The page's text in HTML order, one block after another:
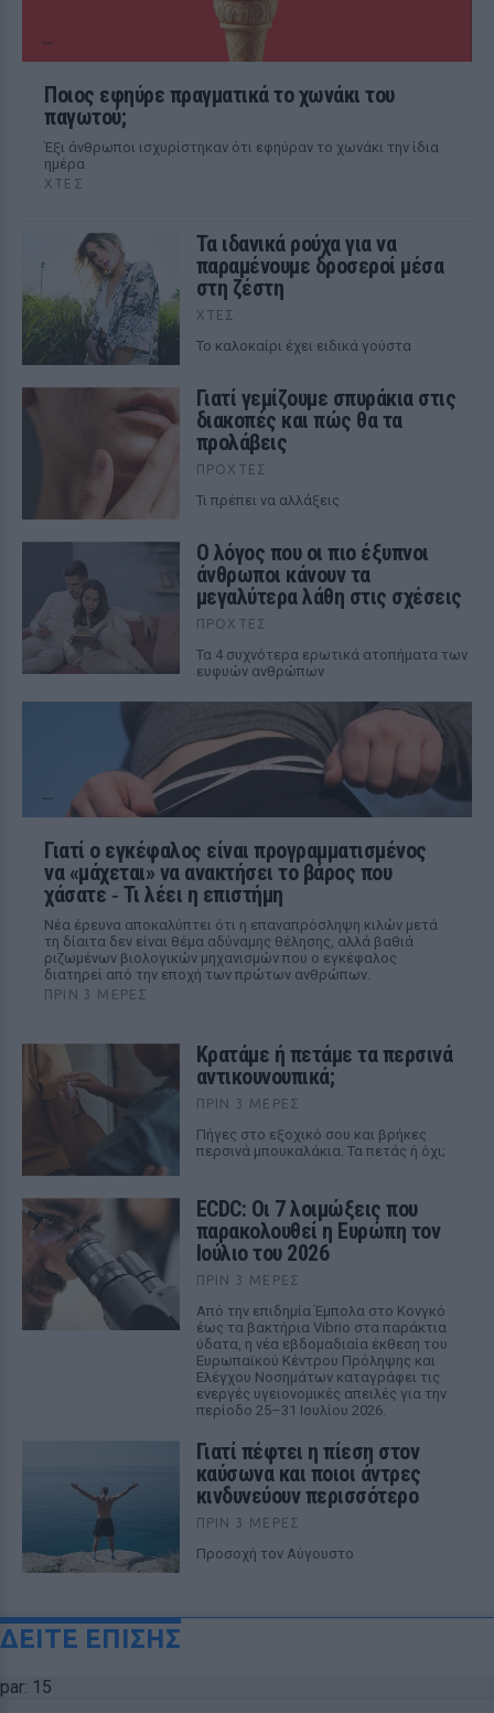
Ποιος εφηύρε πραγματικά το χωνάκι του
παγωτού;
Έξι άνθρωποι ισχυρίστηκαν ότι εφηύραν το χωνάκι την ίδια
ημέρα
ΧΤΕΣ
Τα ιδανικά ρούχα για να
παραμένουμε δροσεροί μέσα
στη ζέστη
ΧΤΕΣ
To καλοκαίρι έχει ειδικά γούστα
Γιατί γεμίζουμε σπυράκια στις
διακοπές και πώς θα τα
προλάβεις
ΠΡΟΧΤΈΣ
Τι πρέπει να αλλάξεις
Ο λόγος που οι πιο έξυπνοι
άνθρωποι κάνουν τα
μεγαλύτερα λάθη στις σχέσεις
ΠΡΟΧΤΈΣ
Τα 4 συχνότερα ερωτικά ατοπήματα των
ευφυών ανθρώπων
Γιατί ο εγκέφαλος είναι προγραμματισμένος
να «μάχεται» να ανακτήσει το βάρος που
χάσατε ‑ Τι λέει η επιστήμη
Νέα έρευνα αποκαλύπτει ότι η επαναπρόσληψη κιλών μετά
τη δίαιτα δεν είναι θέμα αδύναμης θέλησης, αλλά βαθιά
ριζωμένων βιολογικών μηχανισμών που ο εγκέφαλος
διατηρεί από την εποχή των πρώτων ανθρώπων.
ΠΡΙΝ 3 ΜΈΡΕΣ
Κρατάμε ή πετάμε τα περσινά
αντικουνουπικά;
ΠΡΙΝ 3 ΜΈΡΕΣ
Πήγες στο εξοχικό σου και βρήκες
περσινά μπουκαλάκια. Τα πετάς ή όχι;
ECDC: Οι 7 λοιμώξεις που
παρακολουθεί η Ευρώπη τον
Ιούλιο του 2026
ΠΡΙΝ 3 ΜΈΡΕΣ
Από την επιδημία Έμπολα στο Κονγκό
έως τα βακτήρια Vibrio στα παράκτια
ύδατα, η νέα εβδομαδιαία έκθεση του
Ευρωπαϊκού Κέντρου Πρόληψης και
Ελέγχου Νοσημάτων καταγράφει τις
ενεργές υγειονομικές απειλές για την
περίοδο 25–31 Ιουλίου 2026.
Γιατί πέφτει η πίεση στον
καύσωνα και ποιοι άντρες
κινδυνεύουν περισσότερο
ΠΡΙΝ 3 ΜΈΡΕΣ
Προσοχή τον Αύγουστο
ΔΕΙΤΕ ΕΠΙΣΗΣ
par: 15